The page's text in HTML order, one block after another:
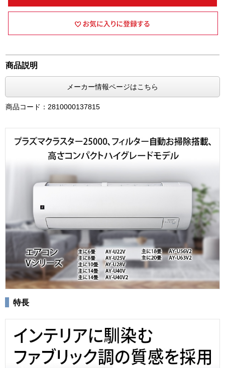
商品説明
メーカー情報ページはこちら
商品コード：2810000137815